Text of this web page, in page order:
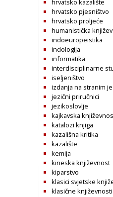
hrvatsko kazalište
hrvatsko pjesništvo
hrvatsko proljeće
humanistička
indoeuropeistika
indologija
informatika
interdisciplinarne
iseljeništvo
izdanja na stranim
jezični priručnici
jezikoslovlje
kajkavska
katalozi knjiga
kazališna kritika
kazalište
kemija
kineska književnost
kiparstvo
klasici svjetske
klasične književnosti